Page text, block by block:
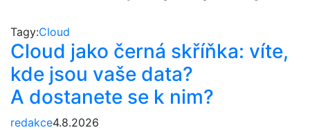
Tagy:Cloud
Cloud jako černá skříňka: víte,
kde jsou vaše data?
A dostanete se k nim?
redakce4.8.2026